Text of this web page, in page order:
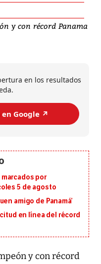
y con récord Panama
en los resultados
Google ↗️
por
5 de agosto
amigo de Panamá’
en línea del récord
y con récord